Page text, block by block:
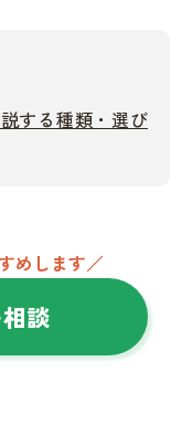
する種類・選び
めします／
談